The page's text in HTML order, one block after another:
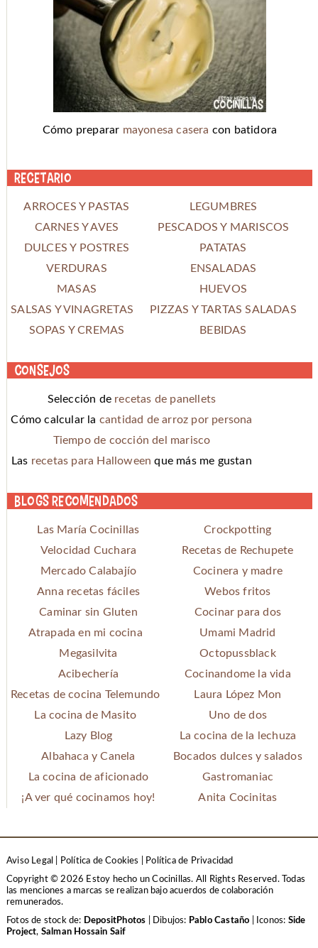
Cómo preparar mayonesa casera con batidora
Recetario
ARROCES Y PASTAS
LEGUMBRES
CARNES Y AVES
PESCADOS Y MARISCOS
DULCES Y POSTRES
PATATAS
VERDURAS
ENSALADAS
MASAS
HUEVOS
SALSAS Y VINAGRETAS
PIZZAS Y TARTAS SALADAS
SOPAS Y CREMAS
BEBIDAS
Consejos
Selección de recetas de panellets
Cómo calcular la cantidad de arroz por persona
Tiempo de cocción del marisco
Las recetas para Halloween que más me gustan
Blogs recomendados
Las María Cocinillas
Crockpotting
Velocidad Cuchara
Recetas de Rechupete
Mercado Calabajío
Cocinera y madre
Anna recetas fáciles
Webos fritos
Caminar sin Gluten
Cocinar para dos
Atrapada en mi cocina
Umami Madrid
Megasilvita
Octopussblack
Acibechería
Cocinandome la vida
Recetas de cocina Telemundo
Laura López Mon
La cocina de Masito
Uno de dos
Lazy Blog
La cocina de la lechuza
Albahaca y Canela
Bocados dulces y salados
La cocina de aficionado
Gastromaniac
¡A ver qué cocinamos hoy!
Anita Cocinitas
Aviso Legal Política de Cookies
Política de Privacidad
Copyright © 2026 Estoy hecho un Cocinillas. All Rights Reserved.Todas
las menciones a marcas se realizan bajo acuerdos de colaboración
remunerados.
Fotos de stock de: DepositPhotos | Dibujos: Pablo Castaño | Iconos: Side
Project, Salman Hossain Saif